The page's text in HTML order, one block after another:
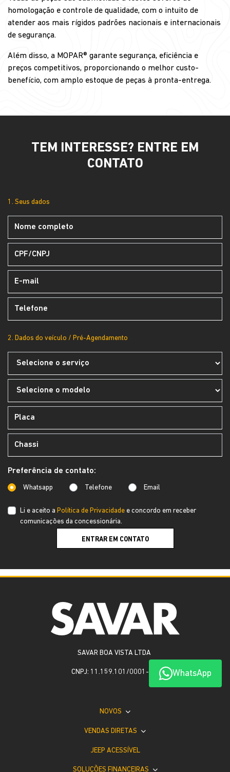
homologação e controle de qualidade, com o intuito de
atender aos mais rígidos padrões nacionais e internacionais
de segurança.
Além disso, a MOPAR® garante segurança, eficiência e
preços competitivos, proporcionando o melhor custo-
benefício, com amplo estoque de peças à pronta-entrega.
TEM INTERESSE? ENTRE EM
CONTATO
1. Seus dados
2. Dados do veículo / Pré-Agendamento
Preferência de contato:
Whatsapp Telefone Email
Li e aceito a Política de Privacidade e concordo em receber
comunicações da concessionária.
ENTRAR EM CONTATO
WhatsApp
SAVAR BOA VISTA LTDA
CNPJ: 11.159.101/0001-26
NOVOS
VENDAS DIRETAS
JEEP ACESSÍVEL
SOLUÇÕES FINANCEIRAS